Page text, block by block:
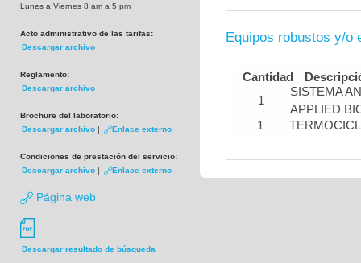
Lunes a Viernes 8 am a 5 pm
Acto administrativo de las tarifas:
Descargar archivo
Reglamento:
Descargar archivo
Brochure del laboratorio:
Descargar archivo | Enlace externo
Condiciones de prestación del servicio:
Descargar archivo | Enlace externo
Página web
Descargar resultado de búsqueda
Equipos robustos y/o
Cantidad
1
SISTEMA
APPLIED
1